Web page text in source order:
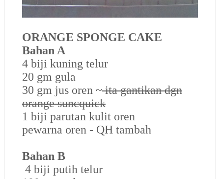
ORANGE SPONGE CAKE
Bahan A
4 biji kuning telur
20 gm gula
30 gm jus oren ~ita gantikan dgn
orange suncquick
1 biji parutan kulit oren
pewarna oren - QH tambah
Bahan B
4 biji putih telur